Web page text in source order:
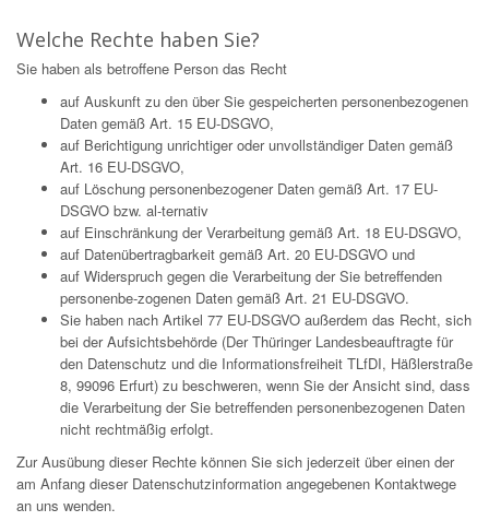
Welche Rechte haben Sie?
Sie haben als betroffene Person das Recht
auf Auskunft zu den über Sie gespeicherten personenbezogenen
Daten gemäß Art. 15 EU-DSGVO,
auf Berichtigung unrichtiger oder unvollständiger Daten gemäß
Art. 16 EU-DSGVO,
auf Löschung personenbezogener Daten gemäß Art. 17 EU-
DSGVO bzw. al-ternativ
auf Einschränkung der Verarbeitung gemäß Art. 18 EU-DSGVO,
auf Datenübertragbarkeit gemäß Art. 20 EU-DSGVO und
auf Widerspruch gegen die Verarbeitung der Sie betreffenden
personenbe-zogenen Daten gemäß Art. 21 EU-DSGVO.
Sie haben nach Artikel 77 EU-DSGVO außerdem das Recht, sich
bei der Aufsichtsbehörde (Der Thüringer Landesbeauftragte für
den Datenschutz und die Informationsfreiheit TLfDI, Häßlerstraße
8, 99096 Erfurt) zu beschweren, wenn Sie der Ansicht sind, dass
die Verarbeitung der Sie betreffenden personenbezogenen Daten
nicht rechtmäßig erfolgt.
Zur Ausübung dieser Rechte können Sie sich jederzeit über einen der
am Anfang dieser Datenschutzinformation angegebenen Kontaktwege
an uns wenden.